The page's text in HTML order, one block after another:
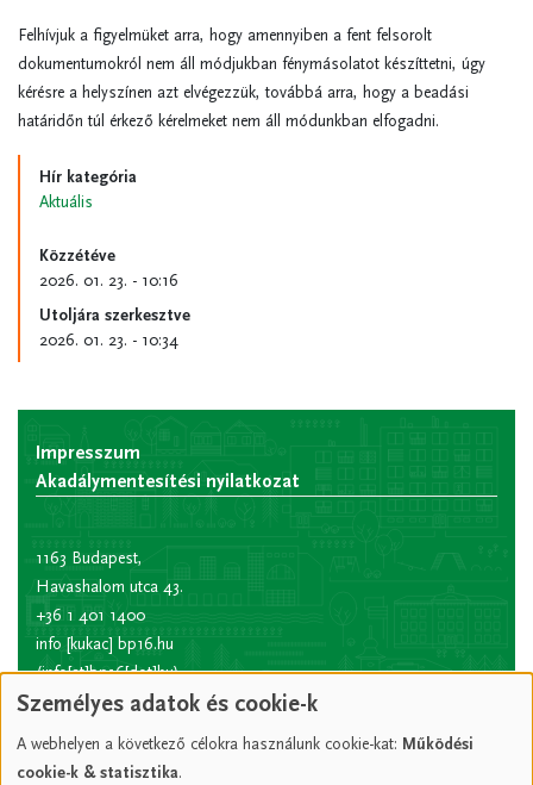
Felhívjuk a figyelmüket arra, hogy amennyiben a fent felsorolt
dokumentumokról nem áll módjukban fénymásolatot készíttetni, úgy
kérésre a helyszínen azt elvégezzük, továbbá arra, hogy a beadási
határidőn túl érkező kérelmeket nem áll módunkban elfogadni.
Hír kategória
Aktuális
Közzétéve
2026. 01. 23. - 10:16
Utoljára szerkesztve
2026. 01. 23. - 10:34
Impresszum
Akadálymentesítési nyilatkozat
1163 Budapest,
Havashalom utca 43.
+36 1 401 1400
info [kukac] bp16.hu
(info[at]bp16[dot]hu)
Hivatali kapu rövid
Személyes adatok és cookie-k
A webhelyen a következő célokra használunk cookie-kat: Működési
cookie-k & statisztika.